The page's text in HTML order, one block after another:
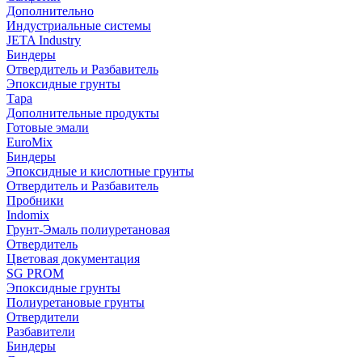
Дополнительно
Индустриальные системы
JETA Industry
Биндеры
Отвердитель и Разбавитель
Эпоксидные грунты
Тара
Дополнительные продукты
Готовые эмали
EuroMix
Биндеры
Эпоксидные и кислотные грунты
Отвердитель и Разбавитель
Пробники
Indomix
Грунт-Эмаль полиуретановая
Отвердитель
Цветовая документация
SG PROM
Эпоксидные грунты
Полиуретановые грунты
Отвердители
Разбавители
Биндеры